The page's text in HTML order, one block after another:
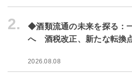
2.
◆酒類流通の未来を探る：
へ 酒税改正、新たな転換
2026.08.08